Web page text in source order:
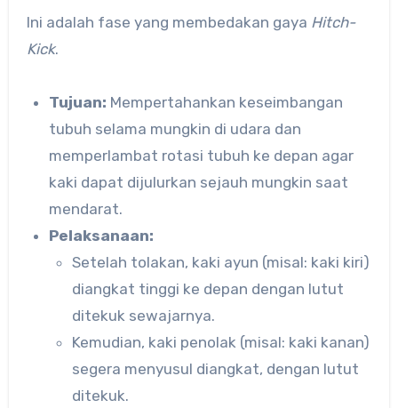
Ini adalah fase yang membedakan gaya Hitch-
Kick.
Tujuan: Mempertahankan keseimbangan
tubuh selama mungkin di udara dan
memperlambat rotasi tubuh ke depan agar
kaki dapat dijulurkan sejauh mungkin saat
mendarat.
Pelaksanaan:
Setelah tolakan, kaki ayun (misal: kaki kiri)
diangkat tinggi ke depan dengan lutut
ditekuk sewajarnya.
Kemudian, kaki penolak (misal: kaki kanan)
segera menyusul diangkat, dengan lutut
ditekuk.